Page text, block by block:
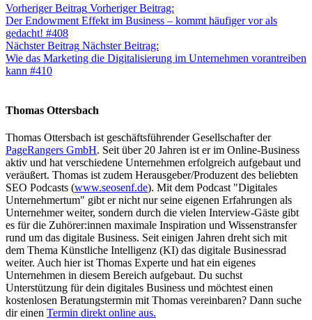
Vorheriger Beitrag Vorheriger Beitrag:
Der Endowment Effekt im Business – kommt häufiger vor als
gedacht! #408
Nächster Beitrag Nächster Beitrag:
Wie das Marketing die Digitalisierung im Unternehmen vorantreiben
kann #410
Thomas Ottersbach
Thomas Ottersbach ist geschäftsführender Gesellschafter der
PageRangers GmbH. Seit über 20 Jahren ist er im Online-Business
aktiv und hat verschiedene Unternehmen erfolgreich aufgebaut und
veräußert. Thomas ist zudem Herausgeber/Produzent des beliebten
SEO Podcasts (www.seosenf.de). Mit dem Podcast "Digitales
Unternehmertum" gibt er nicht nur seine eigenen Erfahrungen als
Unternehmer weiter, sondern durch die vielen Interview-Gäste gibt
es für die Zuhörer:innen maximale Inspiration und Wissenstransfer
rund um das digitale Business. Seit einigen Jahren dreht sich mit
dem Thema Künstliche Intelligenz (KI) das digitale Businessrad
weiter. Auch hier ist Thomas Experte und hat ein eigenes
Unternehmen in diesem Bereich aufgebaut. Du suchst
Unterstützung für dein digitales Business und möchtest einen
kostenlosen Beratungstermin mit Thomas vereinbaren? Dann suche
dir einen Termin direkt online aus.